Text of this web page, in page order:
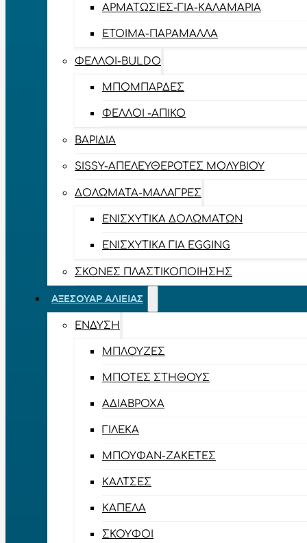
ΑΡΜΑΤΩΣΙΈΣ-ΓΙΑ-ΚΑΛΑΜΆΡΙΑ
ΈΤΟΙΜΑ-ΠΑΡΆΜΑΛΛΑ
ΦΕΛΛΟΊ-BULDO
ΜΠΟΜΠΆΡΔΕΣ
ΦΕΛΛΟΊ -ΑΠΊΚΟ
ΒΑΡΊΔΙΑ
SISSY-ΑΠΕΛΕΥΘΕΡΟΤΈΣ ΜΟΛΥΒΙΟΎ
ΔΟΛΏΜΑΤΑ-ΜΑΛΆΓΡΕΣ
ΕΝΙΣΧΥΤΙΚΆ ΔΟΛΩΜΆΤΩΝ
ΕΝΙΣΧΥΤΙΚΆ ΓΙΑ EGGING
ΣΚΌΝΕΣ ΠΛΑΣΤΙΚΟΠΟΊΗΣΗΣ
ΑΞΕΣΟΥΆΡ ΑΛΙΕΊΑΣ
ΈΝΔΥΣΗ
ΜΠΛΟΎΖΕΣ
ΜΠΌΤΕΣ ΣΤΉΘΟΥΣ
ΑΔΙΆΒΡΟΧΑ
ΓΙΛΈΚΑ
ΜΠΟΥΦΆΝ-ΖΑΚΈΤΕΣ
ΚΆΛΤΣΕΣ
ΚΑΠΈΛΑ
ΣΚΟΎΦΟΙ